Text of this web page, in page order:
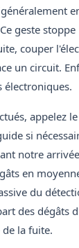
geste
couper
un circuit.
électroniques.
appelez
si
notre
en
du
des dégâts
la fuite.